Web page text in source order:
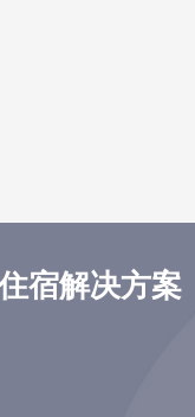
宿解决方案